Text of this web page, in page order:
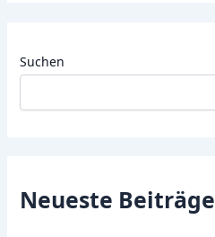
Suchen
Neueste Beiträge